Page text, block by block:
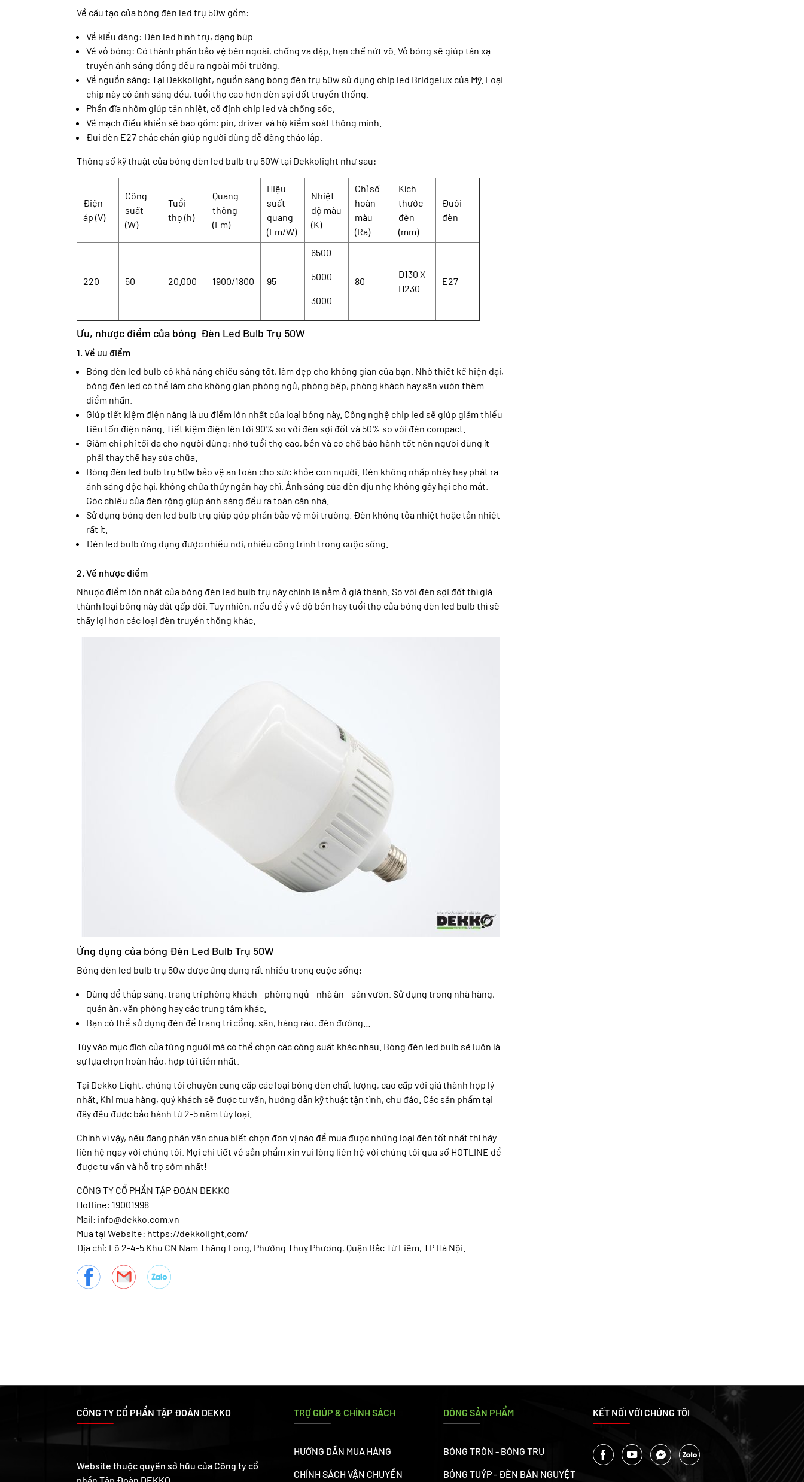
Về cấu tạo của bóng đèn led trụ 50w gồm:
Về kiểu dáng: Đèn led hình trụ, dạng búp
Về vỏ bóng: Có thành phần bảo vệ bên ngoài, chống va đập, hạn chế nứt vỡ. Vỏ bóng sẽ giúp tán xạ
truyền ánh sáng đồng đều ra ngoài môi trường.
Về nguồn sáng: Tại Dekkolight, nguồn sáng bóng đèn trụ 50w sử dụng chip led Bridgelux của Mỹ. Loại
chip này có ánh sáng đều, tuổi thọ cao hơn đèn sợi đốt truyền thống.
Phần đĩa nhôm giúp tản nhiệt, cố định chip led và chống sốc.
Về mạch điều khiển sẽ bao gồm: pin, driver và hộ kiểm soát thông minh.
Đui đèn E27 chắc chắn giúp người dùng dễ dàng tháo lắp.
Thông số kỹ thuật của bóng đèn led bulb trụ 50W tại Dekkolight như sau:
Điện
áp (V)
Công
suất
(W)
Tuổi
thọ (h)
Quang
thông
(Lm)
Hiệu
suất
quang
(Lm/W)
Nhiệt
độ màu
(K)
Chỉ số
hoàn
màu
(Ra)
Kích
thước
đèn
(mm)
Đuôi
đèn
220 50 20.000 1900/1800 95
6500
5000
3000
80
D130 X
H230
E27
Ưu, nhược điểm của bóng Đèn Led Bulb Trụ 50W
1. Về ưu điểm
Bóng đèn led bulb có khả năng chiếu sáng tốt, làm đẹp cho không gian của bạn. Nhờ thiết kế hiện đại,
bóng đèn led có thể làm cho không gian phòng ngủ, phòng bếp, phòng khách hay sân vườn thêm
điểm nhấn.
Giúp tiết kiệm điện năng là ưu điểm lớn nhất của loại bóng này. Công nghệ chip led sẽ giúp giảm thiểu
tiêu tốn điện năng. Tiết kiệm điện lên tới 90% so với đèn sợi đốt và 50% so với đèn compact.
Giảm chi phí tối đa cho người dùng: nhờ tuổi thọ cao, bền và cơ chế bảo hành tốt nên người dùng ít
phải thay thế hay sửa chữa.
Bóng đèn led bulb trụ 50w bảo vệ an toàn cho sức khỏe con người. Đèn không nhấp nháy hay phát ra
ánh sáng độc hại, không chứa thủy ngân hay chì. Ánh sáng của đèn dịu nhẹ không gây hại cho mắt.
Góc chiếu của đèn rộng giúp ánh sáng đều ra toàn căn nhà.
Sử dụng bóng đèn led bulb trụ giúp góp phần bảo vệ môi trường. Đèn không tỏa nhiệt hoặc tản nhiệt
rất ít.
Đèn led bulb ứng dụng được nhiều nơi, nhiều công trình trong cuộc sống.
2. Về nhược điểm
Nhược điểm lớn nhất của bóng đèn led bulb trụ này chính là nằm ở giá thành. So với đèn sợi đốt thì giá
thành loại bóng này đắt gấp đôi. Tuy nhiên, nếu để ý về độ bền hay tuổi thọ của bóng đèn led bulb thì sẽ
thấy lợi hơn các loại đèn truyền thống khác.
Ứng dụng của bóng Đèn Led Bulb Trụ 50W
Bóng đèn led bulb trụ 50w được ứng dụng rất nhiều trong cuộc sống:
Dùng để thắp sáng, trang trí phòng khách - phòng ngủ - nhà ăn - sân vườn. Sử dụng trong nhà hàng,
quán ăn, văn phòng hay các trung tâm khác.
Bạn có thể sử dụng đèn để trang trí cổng, sân, hàng rào, đèn đường…
Tùy vào mục đích của từng người mà có thể chọn các công suất khác nhau. Bóng đèn led bulb sẽ luôn là
sự lựa chọn hoàn hảo, hợp túi tiền nhất.
Tại Dekko Light, chúng tôi chuyên cung cấp các loại bóng đèn chất lượng, cao cấp với giá thành hợp lý
nhất. Khi mua hàng, quý khách sẽ được tư vấn, hướng dẫn kỹ thuật tận tình, chu đáo. Các sản phẩm tại
đây đều được bảo hành từ 2-5 năm tùy loại.
Chính vì vậy, nếu đang phân vân chưa biết chọn đơn vị nào để mua được những loại đèn tốt nhất thì hãy
liên hệ ngay với chúng tôi. Mọi chi tiết về sản phẩm xin vui lòng liên hệ với chúng tôi qua số HOTLINE để
được tư vấn và hỗ trợ sớm nhất!
CÔNG TY CỔ PHẦN TẬP ĐOÀN DEKKO
Hotline: 19001998
Mail: info@dekko.com.vn
Mua tại Website: https://dekkolight.com/
Địa chỉ: Lô 2-4-5 Khu CN Nam Thăng Long, Phường Thuỵ Phương, Quận Bắc Từ Liêm, TP Hà Nội.
CÔNG TY CỔ PHẨN TẬP ĐOÀN DEKKO
Website thuộc quyền sở hữu của Công ty cổ
TRỢ GIÚP & CHÍNH SÁCH
HƯỚNG DẪN MUA HÀNG
CHÍNH SÁCH VẬN CHUYỂN
DÒNG SẢN PHẨM
BÓNG TRÒN - BÓNG TRỤ
BÓNG TUÝP - ĐÈN BÁN NGUYỆT
KẾT NỐI VỚI CHÚNG TÔI